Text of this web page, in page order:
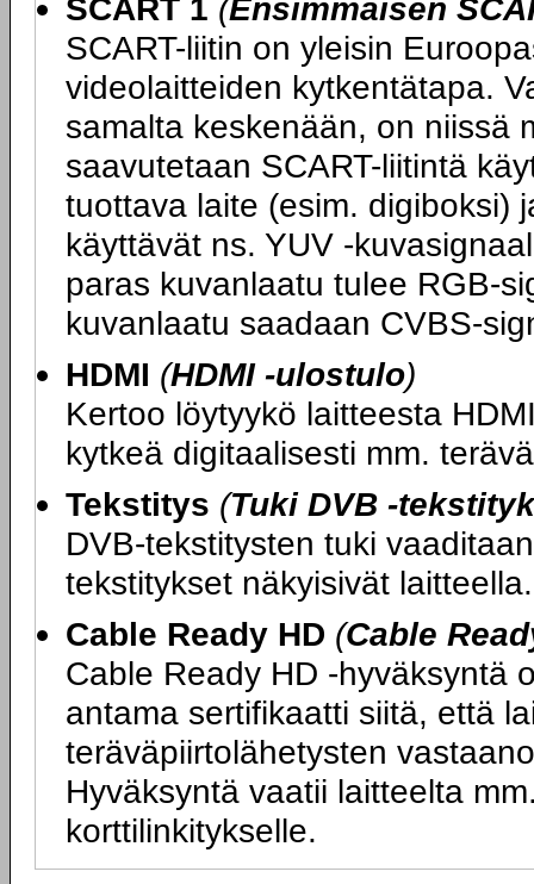
SCART 1 (Ensimmäisen
SCART-liitin on yleisin
videolaitteiden kytkentätapa.
samalta keskenään, on niissä
saavutetaan SCART-liitintä
tuottava laite (esim. digiboksi)
käyttävät ns. YUV -
paras kuvanlaatu tulee RGB-
kuvanlaatu saadaan CVBS-
HDMI (HDMI -ulostulo)
Kertoo löytyykö laitteesta
kytkeä digitaalisesti mm.
Tekstitys (Tuki DVB -
DVB-tekstitysten tuki
tekstitykset näkyisivät laitteella.
Cable Ready HD (Cable
Cable Ready HD -hyväksyntä
antama sertifikaatti siitä, että
teräväpiirtolähetysten
Hyväksyntä vaatii laitteelta
korttilinkitykselle.